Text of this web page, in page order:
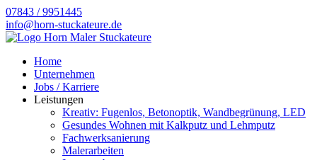
07843 / 9951445
info@horn-stuckateure.de
Home
Unternehmen
Jobs / Karriere
Leistungen
Kreativ: Fugenlos, Betonoptik, Wandbegrünung, LED
Gesundes Wohnen mit Kalkputz und Lehmputz
Fachwerksanierung
Malerarbeiten